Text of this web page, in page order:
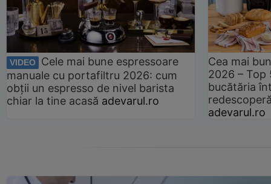
VIDEO
Cele mai bune espressoare
manuale cu portafiltru 2026: cum
obții un espresso de nivel barista
chiar la tine acasă adevarul.ro
Cea mai
2026 –
bucătăria
adevarul.ro